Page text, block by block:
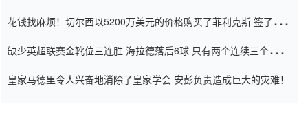
花钱找麻烦！切尔西以5200万美元的价格购买了菲利克斯 签了7年
缺少英超联赛金靴位三连胜 海拉德落后6球 只有两个连续三个连续
皇家马德里令人兴奋地消除了皇家学会 安彭负责造成巨大的灾难！